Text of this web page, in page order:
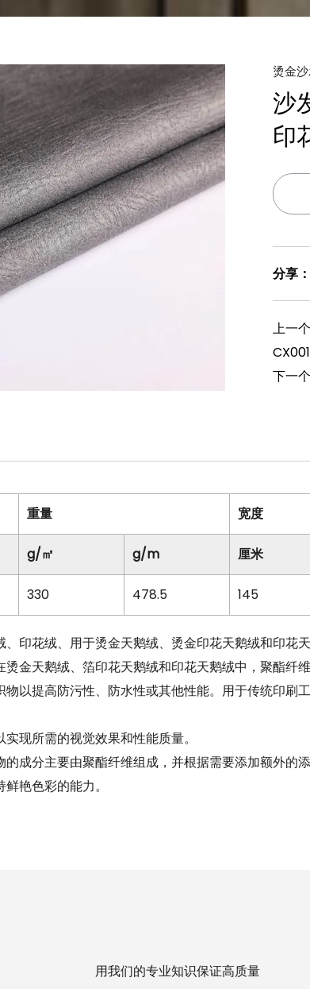
烫金
沙
印
分享：
上一
CX001
下一
重量 宽度
g/㎡ g/m 厘米
330 478.5 145
印花绒、 用于烫金天鹅绒、烫金印花天鹅绒和印花
金天鹅绒、箔印花天鹅绒和印花天鹅绒中，聚酯纤
以提高防污性、防水性或其他性能。用于传统印刷
现所需的视觉效果和性能质量。
成分主要由聚酯纤维组成，并根据需要添加额外的
艳色彩的能力。
用我们的专业知识保证高质量